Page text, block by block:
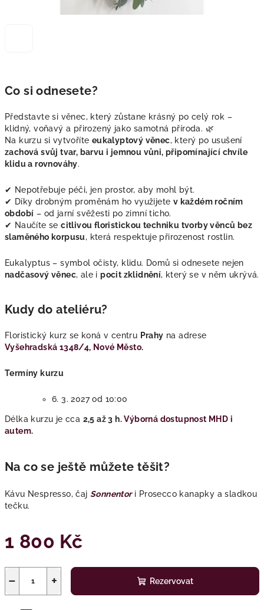
Co si odnesete?
Představte si věnec, který zůstane krásný po celý rok –
klidný, voňavý a přirozený jako samotná příroda. 🌿
Na kurzu si vytvoříte eukalyptový věnec, který po usušení
zachová svůj tvar, barvu i jemnou vůni, připomínající chvíle
klidu a rovnováhy.
✔ Nepotřebuje péči, jen prostor, aby mohl být.
✔ Díky drobným proměnám ho využijete v každém ročním
období – od jarní svěžesti po zimní ticho.
✔ Naučíte secitlivou floristickou techniku tvorby věnců bez
slaměného korpusu, která respektuje přirozenost rostlin.
Eukalyptus – symbol očisty, klidu. Domů si odnesete nejen
nadčasový věnec, ale ipocit zklidnění, který se v něm ukrývá.
Kudy do ateliéru?
Floristický kurz se koná v centru Prahy na adrese
Vyšehradská 1348/4, Nové Město.
Termíny kurzu
6. 3. 2027 od 10:00
Délka kurzu je cca 2,5 až 3 h.Výborná dostupnost MHD i
autem.
Na co se ještě můžete těšit?
Kávu Nespresso, čaj Sonnentori Prosecco kanapky a sladkou
tečku.
1 800 Kč
+
− Rezervovat